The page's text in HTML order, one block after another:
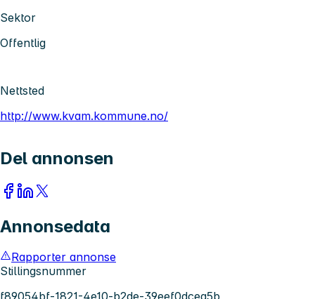
Sektor
Offentlig
Nettsted
http://www.kvam.kommune.no/
Del annonsen
Annonsedata
Rapporter annonse
Stillingsnummer